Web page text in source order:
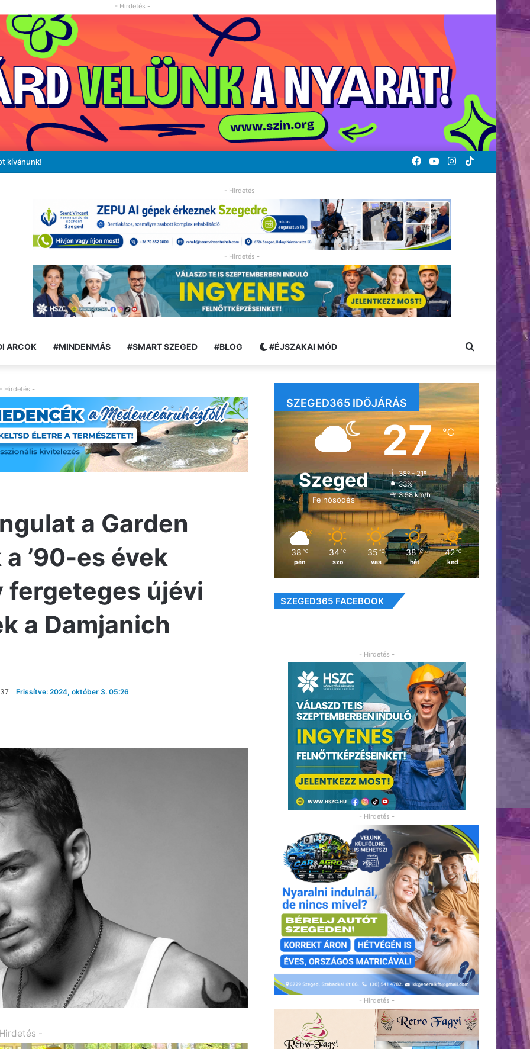
- Hirdetés -
kívánunk! TikTok
Instagram
YouTube
Facebook
- Hirdetés -
- Hirdetés -
ARCOK #MINDENMÁS #SMART SZEGED #BLOG #ÉJSZAKAI MÓD Keresés:
- Hirdetés -
a Garden
’90-es évek
fergeteges újévi
a Damjanich
Frissítve: 2024, október 3. 05:26
-
SZEGED365 IDŐJÁRÁS
Szeged
Felhősödés
27℃
38º - 21º
33%
3.58 km/h
38 ℃
pén
34 ℃
szo
35 ℃
vas
38 ℃
hét
42 ℃
ked
SZEGED365 FACEBOOK
- Hirdetés -
- Hirdetés -
- Hirdetés -